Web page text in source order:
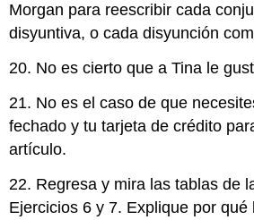
Morgan para reescribir cada
disyuntiva, o cada disyunción
20. No es cierto que a Tina le
21. No es el caso de que
fechado y tu tarjeta de crédito
artículo.
22. Regresa y mira las tablas de
Ejercicios 6 y 7. Explique por qué